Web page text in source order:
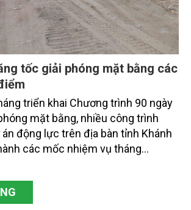
tốc giải phóng mặt bằng các
triển khai Chương trình 90 ngày
mặt bằng, nhiều công trình
động lực trên địa bàn tỉnh Khánh
các mốc nhiệm vụ tháng
9 đang được tiếp tục triển khai